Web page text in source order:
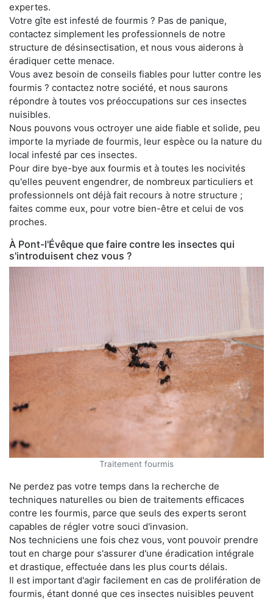
expertes.
Votre gîte est infesté de fourmis ? Pas de panique,
contactez simplement les professionnels de notre
structure de désinsectisation, et nous vous aiderons à
éradiquer cette menace.
Vous avez besoin de conseils fiables pour lutter contre les
fourmis ? contactez notre société, et nous saurons
répondre à toutes vos préoccupations sur ces insectes
nuisibles.
Nous pouvons vous octroyer une aide fiable et solide, peu
importe la myriade de fourmis, leur espèce ou la nature du
local infesté par ces insectes.
Pour dire bye-bye aux fourmis et à toutes les nocivités
qu'elles peuvent engendrer, de nombreux particuliers et
professionnels ont déjà fait recours à notre structure ;
faites comme eux, pour votre bien-être et celui de vos
proches.
À Pont-l'Évêque que faire contre les insectes qui
s'introduisent chez vous ?
Traitement fourmis
Ne perdez pas votre temps dans la recherche de
techniques naturelles ou bien de traitements efficaces
contre les fourmis, parce que seuls des experts seront
capables de régler votre souci d'invasion.
Nos techniciens une fois chez vous, vont pouvoir prendre
tout en charge pour s'assurer d'une éradication intégrale
et drastique, effectuée dans les plus courts délais.
Il est important d'agir facilement en cas de prolifération de
fourmis, étant donné que ces insectes nuisibles peuvent